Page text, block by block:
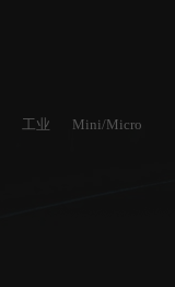
工业
Mini/Micro